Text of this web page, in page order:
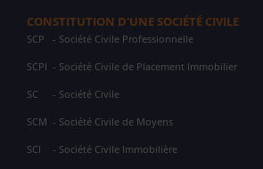
CONSTITUTION D'UNE SOCIÉTÉ CIVILE
SCP - Société Civile Professionnelle
SCPI - Société Civile de Placement Immobilier
SC - Société Civile
SCM - Société Civile de Moyens
SCI - Société Civile Immobilière